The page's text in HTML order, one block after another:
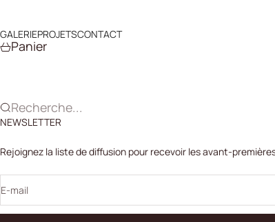
GALERIEPROJETSCONTACT
Panier
Recherche...
NEWSLETTER
Rejoignez la liste de diffusion pour recevoir les avant-
E-mail